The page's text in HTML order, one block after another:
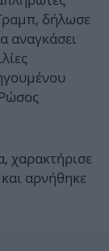
δήλωσε
αναγκάσει
χαρακτήρισε
αρνήθηκε